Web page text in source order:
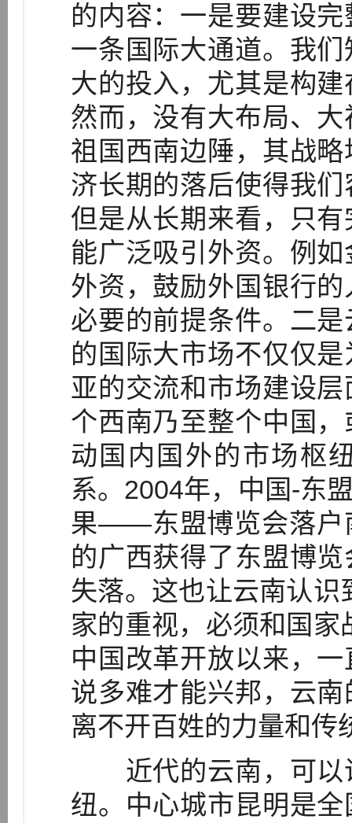
的内容：一是要建设
一条国际大通道。我
大的投入，尤其是构
然而，没有大布局、
祖国西南边陲，其战
济长期的落后使得我
但是从长期来看，只
能广泛吸引外资。例
外资，鼓励外国银行
必要的前提条件。二
的国际大市场不仅仅
亚的交流和市场建设
个西南乃至整个中国
动国内国外的市场枢
系。2004年，中国-东
果——东盟博览会落户
的广西获得了东盟博
失落。这也让云南认识
家的重视，必须和国家
中国改革开放以来，
说多难才能兴邦，云
离不开百姓的力量和传
近代的云南，可以
纽。中心城市昆明是